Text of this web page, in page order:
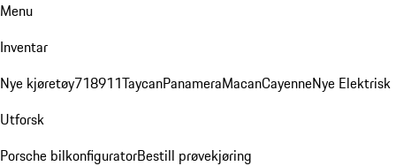
Menu
Inventar
Nye kjøretøy718911TaycanPanameraMacanCayenneNye Elektrisk
Utforsk
Porsche bilkonfiguratorBestill prøvekjøring